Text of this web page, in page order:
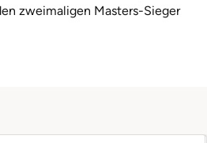
zweimaligen Masters-Sieger